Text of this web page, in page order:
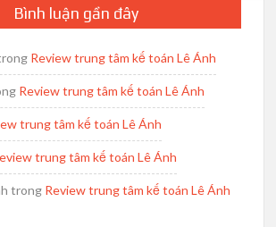
Bình luận gần đây
Review trung tâm kế toán Lê Ánh
Review trung tâm kế toán Lê Ánh
trung tâm kế toán Lê Ánh
trung tâm kế toán Lê Ánh
trong Review trung tâm kế toán Lê Ánh